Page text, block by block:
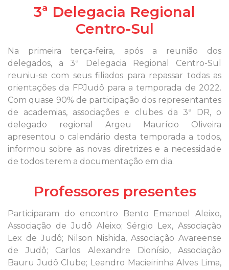
3ª Delegacia Regional
Centro-Sul
Na primeira terça-feira, após a reunião dos
delegados, a 3ª Delegacia Regional Centro-Sul
reuniu-se com seus filiados para repassar todas as
orientações da FPJudô para a temporada de 2022.
Com quase 90% de participação dos representantes
de academias, associações e clubes da 3ª DR, o
delegado regional Argeu Maurício Oliveira
apresentou o calendário desta temporada a todos,
informou sobre as novas diretrizes e a necessidade
de todos terem a documentação em dia.
Professores presentes
Participaram do encontro Bento Emanoel Aleixo,
Associação de Judô Aleixo; Sérgio Lex, Associação
Lex de Judô; Nilson Nishida, Associação Avareense
de Judô; Carlos Alexandre Dionísio, Associação
Bauru Judô Clube; Leandro Macieirinha Alves Lima,